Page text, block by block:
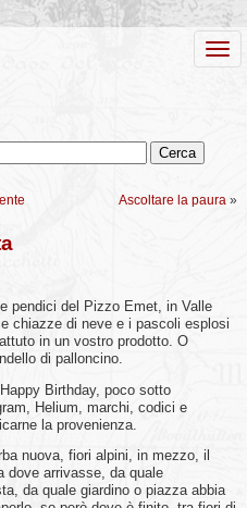
Ascoltare la paura »
pendici del Pizzo Emet, in Valle
chiazze di neve e i pascoli esplosi
in un vostro prodotto. O
di palloncino.
Birthday, poco sotto
Helium, marchi, codici e
la provenienza.
nuova, fiori alpini, in mezzo, il
dove arrivasse, da quale
da quale giardino o piazza abbia